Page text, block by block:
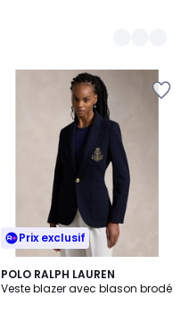
Prix exclusif
POLO RALPH LAUREN
Veste blazer avec blason brodé